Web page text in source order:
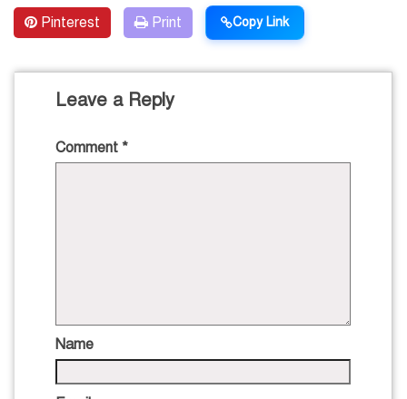
Pinterest Print Copy Link
Leave a Reply
Comment *
Name